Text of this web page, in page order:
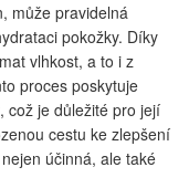
může pravidelná
pokožky. Díky
vlhkost, a to i z
proces poskytuje
což je důležité pro její
cestu ke zlepšení
účinná, ale také